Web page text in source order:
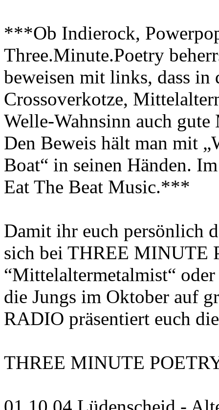
***Ob Indierock,
Three.Minute.Poetry
beweisen mit links, dass in
Crossoverkotze,
Welle-Wahnsinn auch
Den Beweis hält man mit
Boat“ in seinen Händen.
Eat The Beat Music.***
Damit ihr euch persönlich
sich bei THREE MINUTE
“Mittelaltermetalmist“
die Jungs im Oktober auf
RADIO präsentiert euch
THREE MINUTE